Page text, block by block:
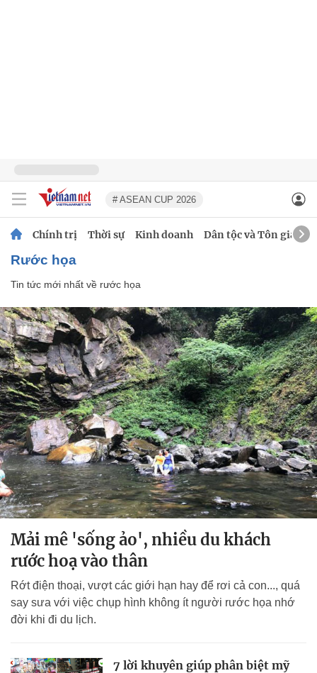
# ASEAN CUP 2026
Chính trị Thời sự Kinh doanh Dân tộc và Tôn giáo
rước họa
Tin tức mới nhất về rước họa
Mải mê 'sống ảo', nhiều du khách
rước hoạ vào thân
Rớt điện thoại, vượt các giới hạn hay để rơi cả con..., quá
say sưa với việc chụp hình không ít người rước họa nhớ
đời khi đi du lịch.
7 lời khuyên giúp phân biệt mỹ